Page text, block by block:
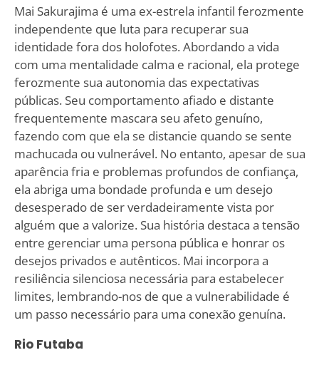
Mai Sakurajima é uma ex-estrela infantil ferozmente
independente que luta para recuperar sua
identidade fora dos holofotes. Abordando a vida
com uma mentalidade calma e racional, ela protege
ferozmente sua autonomia das expectativas
públicas. Seu comportamento afiado e distante
frequentemente mascara seu afeto genuíno,
fazendo com que ela se distancie quando se sente
machucada ou vulnerável. No entanto, apesar de sua
aparência fria e problemas profundos de confiança,
ela abriga uma bondade profunda e um desejo
desesperado de ser verdadeiramente vista por
alguém que a valorize. Sua história destaca a tensão
entre gerenciar uma persona pública e honrar os
desejos privados e autênticos. Mai incorpora a
resiliência silenciosa necessária para estabelecer
limites, lembrando-nos de que a vulnerabilidade é
um passo necessário para uma conexão genuína.
Rio Futaba